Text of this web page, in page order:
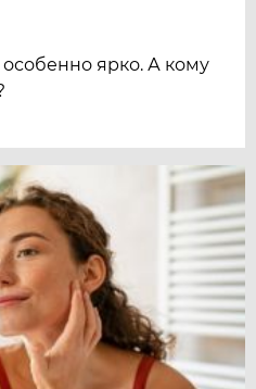
ярко. А кому